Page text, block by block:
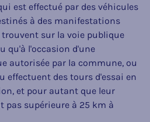
est effectué par des véhicules
à des manifestations
sur la voie publique
qu'à l'occasion d'une
autorisée par la commune, ou
effectuent des tours d'essai en
et pour autant que leur
pas supérieure à 25 km à